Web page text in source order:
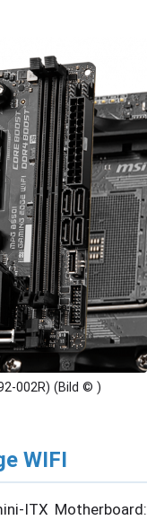
002R) (Bild © )
WIFI
ITX Motherboard: